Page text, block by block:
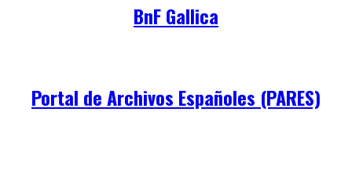
BnF Gallica
Portal de Archivos Españoles (PARES)